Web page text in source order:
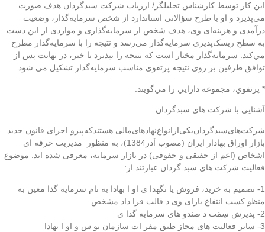
اين کار توسط کارشناس تحليلگر/ ارزياب شرکت سبدگردان هدف صورت
مي‌پذيرد و او با طرح سؤالاتی استاندارد از شخص سرمايه‌گذار، وضعيت
درآمدی و هزينه‌ای وی، هدف شخص از سرمايه‌گذاری و مواردی از اين دست
به سطح ريسک‌پذيری سرمايه‌گذار می‌رسد و نتيجه را با سرمايه‌گذار مطرح
مي‌کند. سرمايه‌گذار مختار است که نتيجه را بپذيرد يا خير، در نهايت پس از
توافق طرفين بر روی نتيجه پرتفوی مناسب سرمايه‌گذار تشکيل مي شود.
* پرتفوي، مجموعه دارايي را مي‌گويند.
آشنایی با شرکت های سبدگردان
شرکت‌های‌سبدگردان‌یکی‌از‌انواع‌نهادهای‌مالی‌ هستند‌که‌پیرو‌ اجرای‌ قانون‌ جدید‌
بازار اوراق بهادار ایران (مصوب آذر1384)، به منظور مدیریت حرفه ای
اشخاص (اعم از حقیقی و حقوقی) در بازار سرمایه، معرفی شده اند. موضوع
فعالیت شرکت های سبد گردان عبارتند از:
1- تصمیم به خرید، فروش یا نگهدا ی او ا بهادا به نام سرمایه گذا معین به
منظو کسب انتفاع بارای وی د قالب قرا داد مشخص
2- پذیرش سِمَت د صندو های سرمایه گذا ی
3- سایر فعالیت های مجاز طبق مقر ات سازمان بو س و او ا بهادا